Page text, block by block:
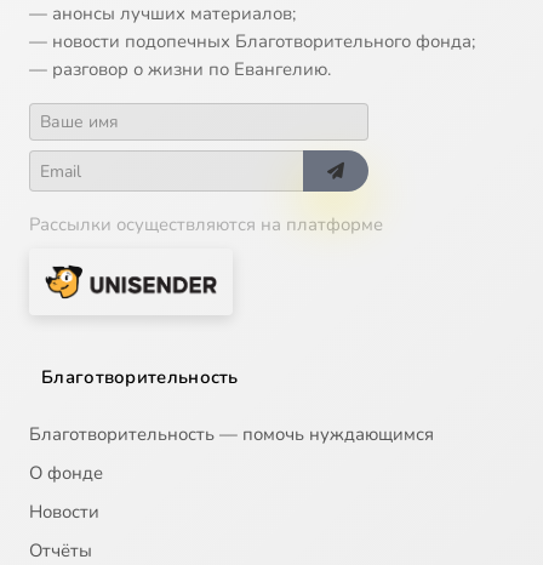
— анонсы лучших материалов;
— новости подопечных Благотворительного фонда;
— разговор о жизни по Евангелию.
Рассылки осуществляются на платформе
Благотворительность
Благотворительность — помочь нуждающимся
О фонде
Новости
Отчёты